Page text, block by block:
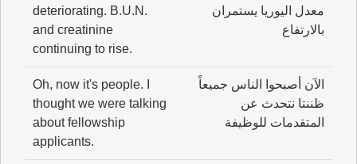
معدل اليوريا يستمران
بالارتفاع
deteriorating. B.U.N.
and creatinine
continuing to rise.
الآن أصبحوا الناس جميعاً
ظننتا نتحدث عن
المتقدمات للوظيفة
Oh, now it's people. I
thought we were talking
about fellowship
applicants.